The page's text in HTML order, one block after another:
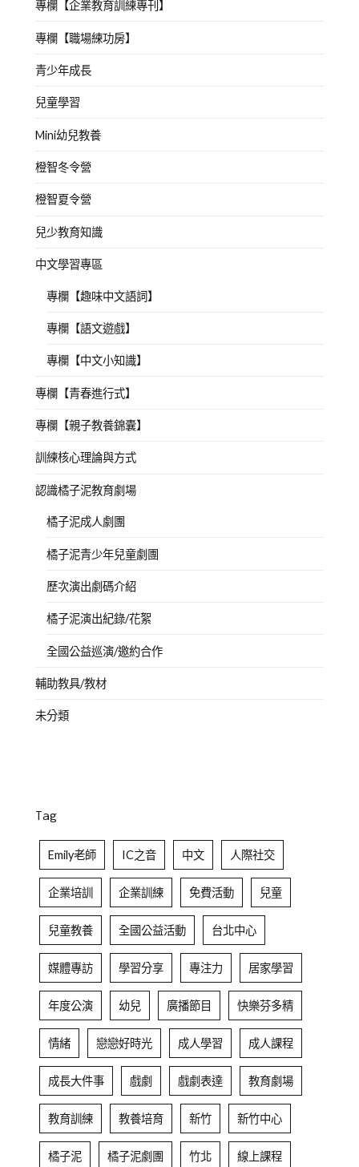
專欄【企業教育訓練專刊】
專欄【職場練功房】
青少年成長
兒童學習
Mini幼兒教養
橙智冬令營
橙智夏令營
兒少教育知識
中文學習專區
專欄【趣味中文語詞】
專欄【語文遊戲】
專欄【中文小知識】
專欄【青春進行式】
專欄【親子教養錦囊】
訓練核心理論與方式
認識橘子泥教育劇場
橘子泥成人劇團
橘子泥青少年兒童劇團
歷次演出劇碼介紹
橘子泥演出紀錄/花絮
全國公益巡演/邀約合作
輔助教具/教材
未分類
Tag
Emily老師 IC之音 中文 人際社交
企業培訓 企業訓練 免費活動 兒童
兒童教養 全國公益活動 台北中心
媒體專訪 學習分享 專注力 居家學習
年度公演 幼兒 廣播節目 快樂芬多精
情緒 戀戀好時光 成人學習 成人課程
成長大件事 戲劇 戲劇表達 教育劇場
教育訓練 教養培育 新竹 新竹中心
橘子泥 橘子泥劇團 竹北 線上課程